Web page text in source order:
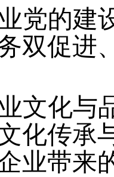
业党的
双促进
业文化
化传承
业带来